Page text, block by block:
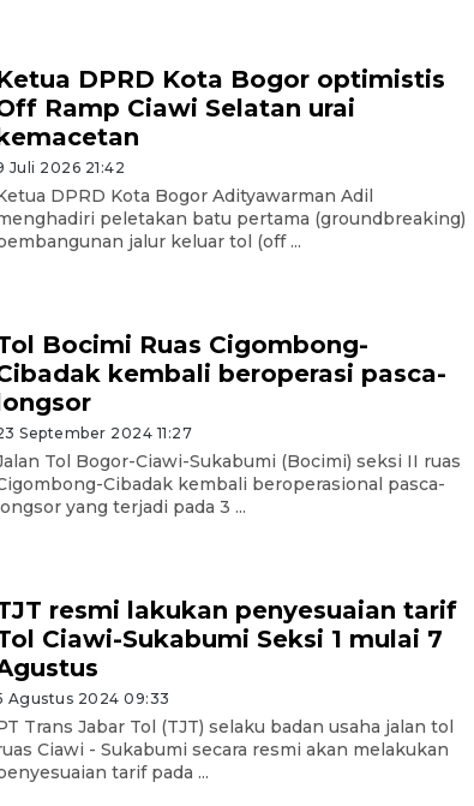
DPRD Kota Bogor optimistis
Ramp Ciawi Selatan urai
Juli 2026 21:42
DPRD Kota Bogor Adityawarman Adil
peletakan batu pertama (groundbreaking)
jalur keluar tol (off ...
Bocimi Ruas Cigombong-
kembali beroperasi pasca-
September 2024 11:27
Tol Bogor-Ciawi-Sukabumi (Bocimi) seksi II ruas
Cibadak kembali beroperasional pasca-
yang terjadi pada 3 ...
resmi lakukan penyesuaian tarif
Ciawi-Sukabumi Seksi 1 mulai 7
Agustus 2024 09:33
Trans Jabar Tol (TJT) selaku badan usaha jalan tol
Ciawi - Sukabumi secara resmi akan melakukan
tarif pada ...